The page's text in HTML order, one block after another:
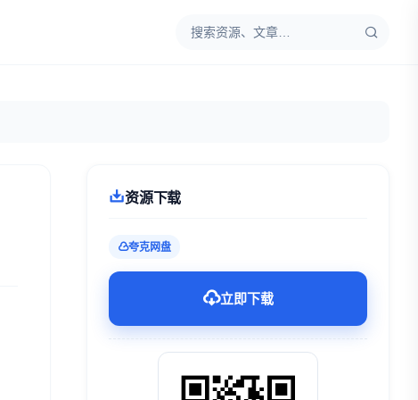
资源下载
夸克网盘
立即下载